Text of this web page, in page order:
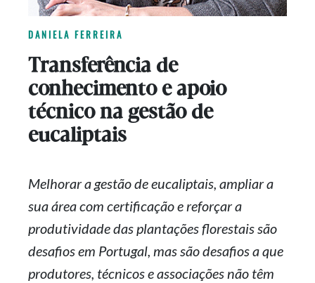
DANIELA FERREIRA
Transferência de
conhecimento e apoio
técnico na gestão de
eucaliptais
Melhorar a gestão de eucaliptais, ampliar a
sua área com certificação e reforçar a
produtividade das plantações florestais são
desafios em Portugal, mas são desafios a que
produtores, técnicos e associações não têm